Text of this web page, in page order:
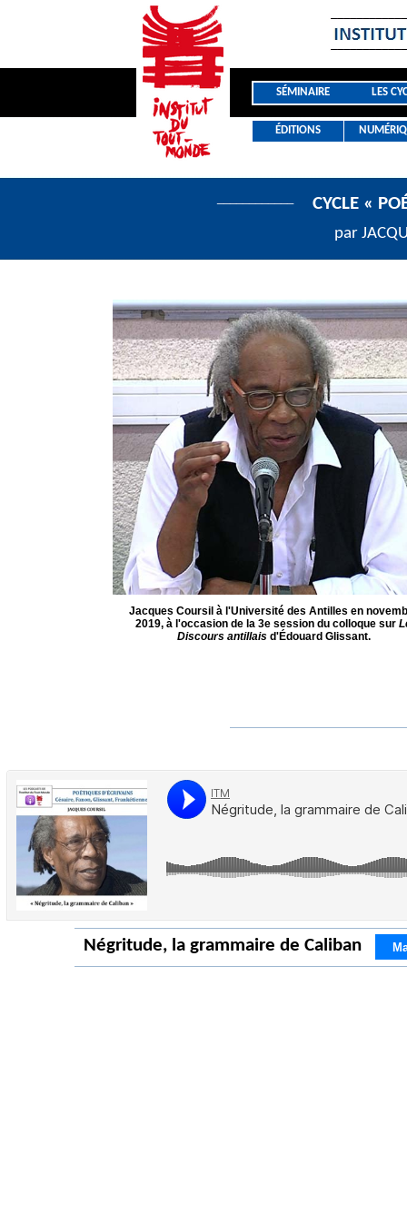
Négritude, la grammaire de Caliban
SÉMINAIRE
CYCLE «
Jacques Coursil à l'Université des Antilles en
2019, à l'occasion de la 3e session du colloque sur
Discours antillaisd'Édouard Glissant.
par
ÉDITIONS
LES